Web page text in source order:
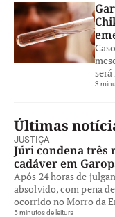
3
Últimas
JUSTIÇA
Júri condena três
cadáver em
Após 24 horas de
absolvido, com pena
ocorrido no Morro da
5 minutos de leitura